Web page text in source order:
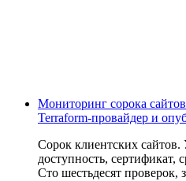
Мониторинг сорока
Terraform-провайдер и
Сорок клиентских
доступность, сертификат,
Сто шестьдесят